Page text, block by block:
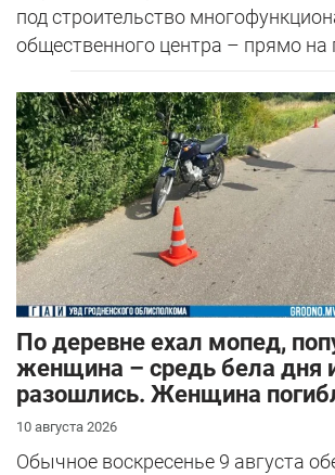
под строительство
общественного центра – прямо на
По деревне ехал мопед,
женщина – средь бела дня
разошлись. Женщина
10 августа 2026
Обычное воскресенье 9 августа